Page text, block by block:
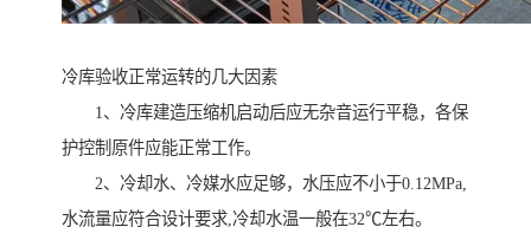
冷库验收正常运转的几大因素
1、冷库建造压缩机启动后应无杂音运行平稳，各保
护控制原件应能正常工作。
2、冷却水、冷媒水应足够，水压应不小于0.12MPa,
水流量应符合设计要求,冷却水温一般在32℃左右。